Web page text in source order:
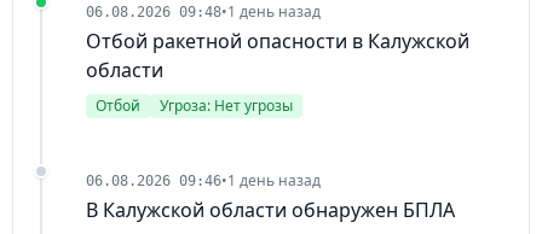
06.08.2026 09:48•1 день назад
Отбой ракетной опасности в Калужской
области
Отбой Угроза: Нет угрозы
06.08.2026 09:46•1 день назад
В Калужской области обнаружен БПЛА